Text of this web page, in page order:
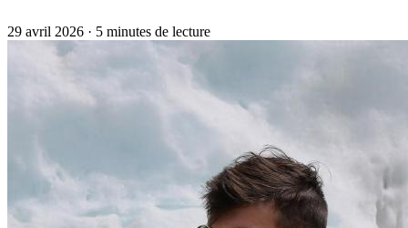
29 avril 2026 · 5 minutes de lecture